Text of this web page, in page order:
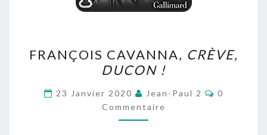
CAVANNA,
CRÈVE,
DUCON
!
FRANÇOIS CAVANNA, CRÈVE,
DUCON !
23 Janvier 2020 Jean-Paul 2
0
Commentaire